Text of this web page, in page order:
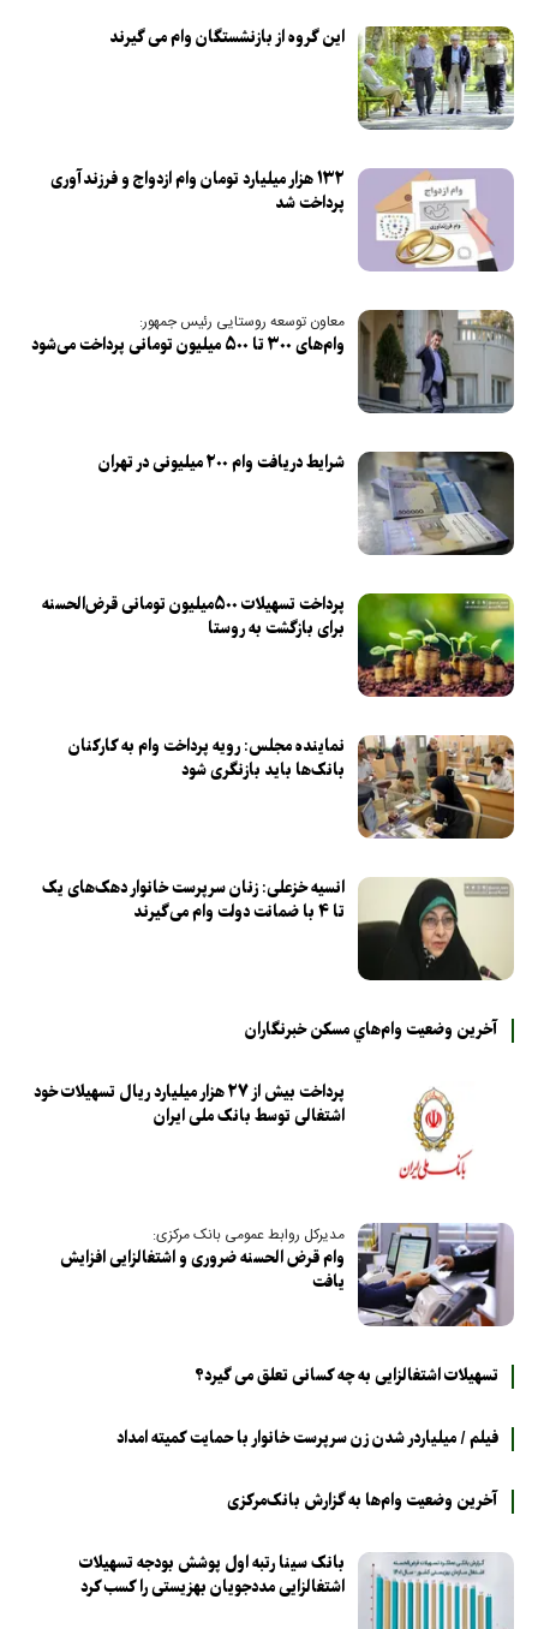
این گروه از بازنشستگان وام می گیرند
۱۳۲ هزار میلیارد تومان وام ازدواج و فرزندآوری
پرداخت شد
معاون توسعه روستایی رئیس جمهور:
وام‌های ۳۰۰ تا ۵۰۰ میلیون تومانی پرداخت می‌شود
شرایط دریافت وام ۲۰۰ میلیونی در تهران
پرداخت تسهیلات ۵۰۰میلیون تومانی قرض‌الحسنه
برای بازگشت به روستا
نماینده مجلس: رویه پرداخت وام به کارکنان
بانک‌ها باید بازنگری شود
انسیه خزعلی: زنان سرپرست خانوار دهک‌های یک
تا ۴ با ضمانت دولت وام می‌گیرند
آخرين وضعيت وام‌هاي مسكن خبرنگاران
پرداخت بیش از ۲۷ هزار میلیارد ریال تسهیلات خود
اشتغالی توسط بانک ملی ایران
مدیرکل روابط عمومی بانک مرکزی:
وام قرض الحسنه ضروری و اشتغالزایی افزایش
یافت
تسهیلات اشتغالزایی به چه کسانی تعلق می گیرد؟
فیلم / میلیاردر شدن زن سرپرست خانوار با حمایت کمیته امداد
آخرین وضعیت وام‌ها به گزارش بانک‌‌مرکزی
بانک سینا رتبه اول پوشش بودجه تسهیلات
اشتغالزایی مددجویان بهزیستی را کسب کرد